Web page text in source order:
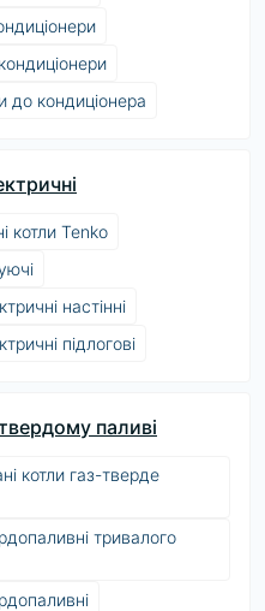
до кондиціонера
котли Tenko
настінні
підлогові
паливі
котли газ-тверде
тривалого